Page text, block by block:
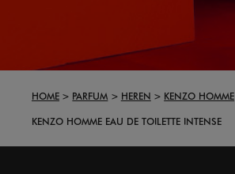
HOME PARFUM HEREN
KENZO HOMME
KENZO HOMME EAU DE TOILETTE INTENSE